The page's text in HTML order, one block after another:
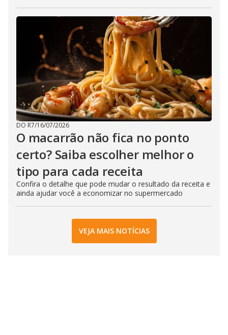
DO R7/16/07/2026
O macarrão não fica no ponto
certo? Saiba escolher melhor o
tipo para cada receita
Confira o detalhe que pode mudar o resultado da receita e
ainda ajudar você a economizar no supermercado
VEJA MAIS NOTÍCIAS